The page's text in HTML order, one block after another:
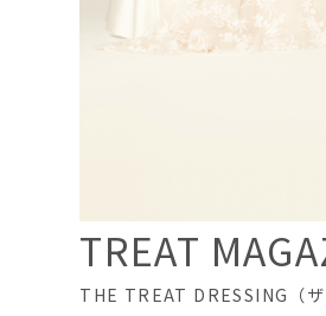
TREAT
THE TREAT DRESSING（